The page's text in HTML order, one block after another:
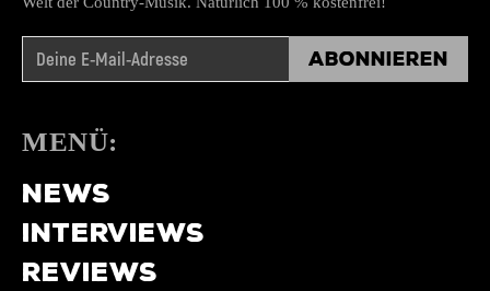
Abonnieren
MENÜ:
NEWS
INTERVIEWS
REVIEWS